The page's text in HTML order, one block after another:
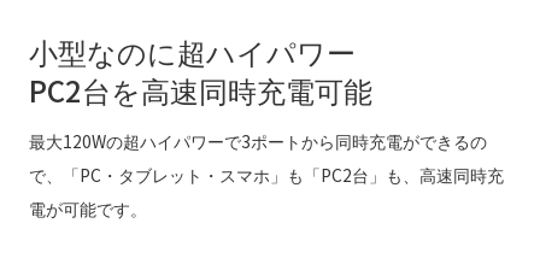
小型なのに超ハイパワー
PC2台を高速同時充電可能
最大120Wの超ハイパワーで3ポートから同時充電ができるの
で、「PC・タブレット・スマホ」も「PC2台」も、高速同時充
電が可能です。